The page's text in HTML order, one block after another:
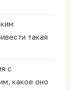
такая
с
какое оно